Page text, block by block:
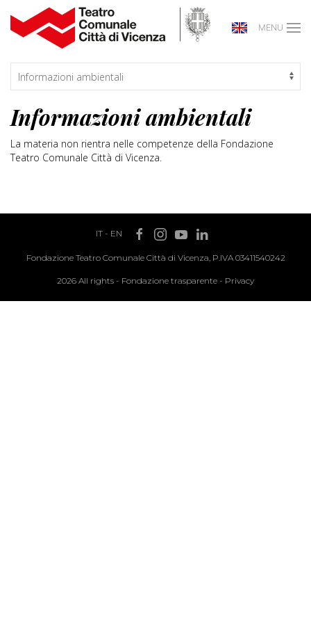
MENU
Informazioni ambientali
La materia non rientra nelle competenze della Fondazione
Teatro Comunale Città di Vicenza.
IT- EN
Fondazione Teatro Comunale Città di Vicenza, P.IVA 03411540242
2026 All rights - Fondazione trasparente - Privacy